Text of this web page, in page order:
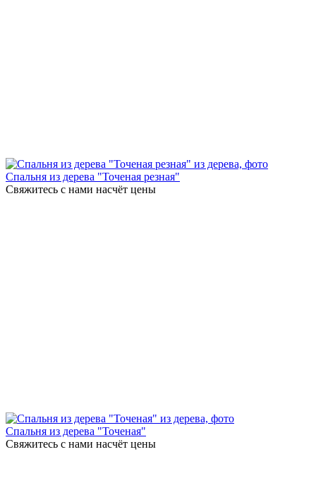
Спальня из дерева "Точеная резная"
Свяжитесь с нами насчёт цены
Спальня из дерева "Точеная"
Свяжитесь с нами насчёт цены